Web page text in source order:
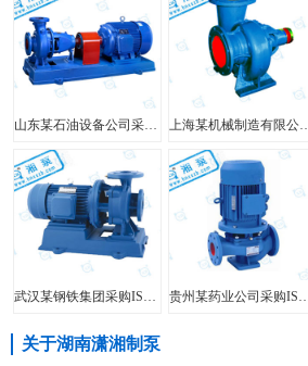
山东某石油设备公司采购FIS型单级单吸离心泵
关于湖南潇湘制泵